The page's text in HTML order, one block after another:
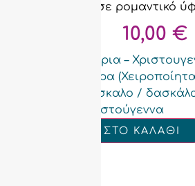
σε ρομαντικό
10,00 €
Γούρια –
Δώρα
δάσκαλο /
Χριστούγεννα
ΠΡΟΣΘΗΚΗ ΣΤΟ ΚΑΛΑΘΙ